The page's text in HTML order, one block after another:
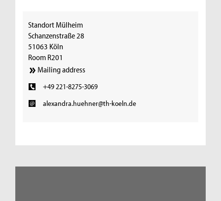
Standort Mülheim
Schanzenstraße 28
51063 Köln
Room R201
Mailing address
+49 221-8275-3069
alexandra.huehner@th-koeln.de